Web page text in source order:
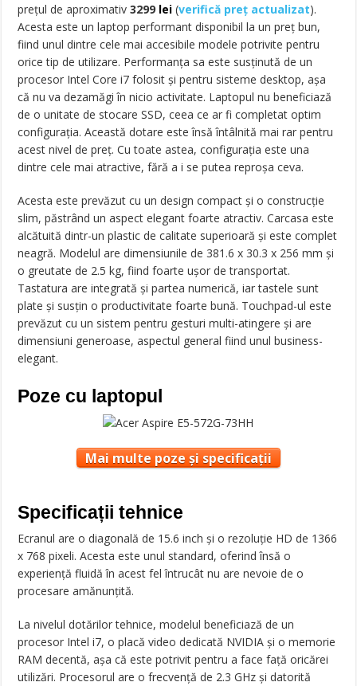
prețul de aproximativ3299 lei (verifică preț actualizat).
Acesta este un laptop performant disponibil la un preț bun,
fiind unul dintre cele mai accesibile modele potrivite pentru
orice tip de utilizare. Performanța sa este susținută de un
procesor Intel Core i7 folosit și pentru sisteme desktop, așa
că nu va dezamăgi în nicio activitate. Laptopul nu beneficiază
de o unitate de stocare SSD, ceea ce ar fi completat optim
configurația. Această dotare este însă întâlnită mai rar pentru
acest nivel de preț. Cu toate astea, configurația este una
dintre cele mai atractive, fără a i se putea reproșa ceva.
Acesta este prevăzut cu un design compact și o construcție
slim, păstrând un aspect elegant foarte atractiv. Carcasa este
alcătuită dintr-un plastic de calitate superioară și este complet
neagră. Modelul are dimensiunile de 381.6 x 30.3 x 256 mm și
o greutate de 2.5 kg, fiind foarte ușor de transportat.
Tastatura are integrată și partea numerică, iar tastele sunt
plate și susțin o productivitate foarte bună. Touchpad-ul este
prevăzut cu un sistem pentru gesturi multi-atingere și are
dimensiuni generoase, aspectul general fiind unul business-
elegant.
Poze cu laptopul
Mai multe poze și specificații
Specificații tehnice
Ecranul are o diagonală de 15.6 inch și o rezoluție HD de 1366
x 768 pixeli. Acesta este unul standard, oferind însă o
experiență fluidă în acest fel întrucât nu are nevoie de o
procesare amănunțită.
La nivelul dotărilor tehnice, modelul beneficiază de un
procesor Intel i7, o placă video dedicată NVIDIA și o memorie
RAM decentă, așa că este potrivit pentru a face față oricărei
utilizări. Procesorul are o frecvență de 2.3 GHz și datorită